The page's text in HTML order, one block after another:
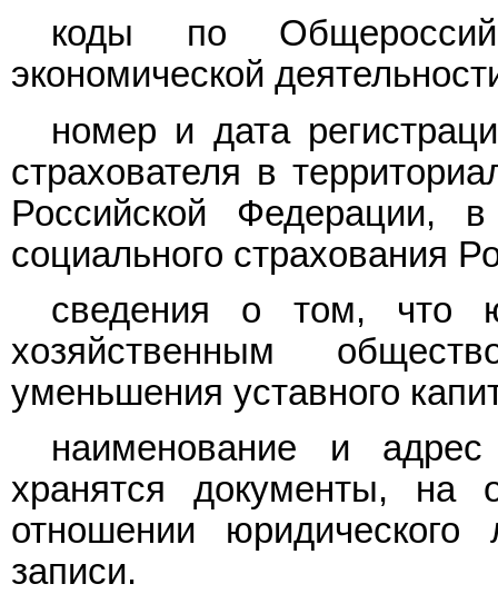
коды по
экономической
номер и дата
страхователя в
Российской Федерации,
социального страхования
сведения о том, что
хозяйственным
уменьшения уставного
наименование и
хранятся документы,
отношении
записи.